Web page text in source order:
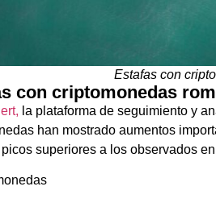
Estafas con
con criptomonedas
la plataforma de seguimiento y
han mostrado aumentos
superiores a los observados